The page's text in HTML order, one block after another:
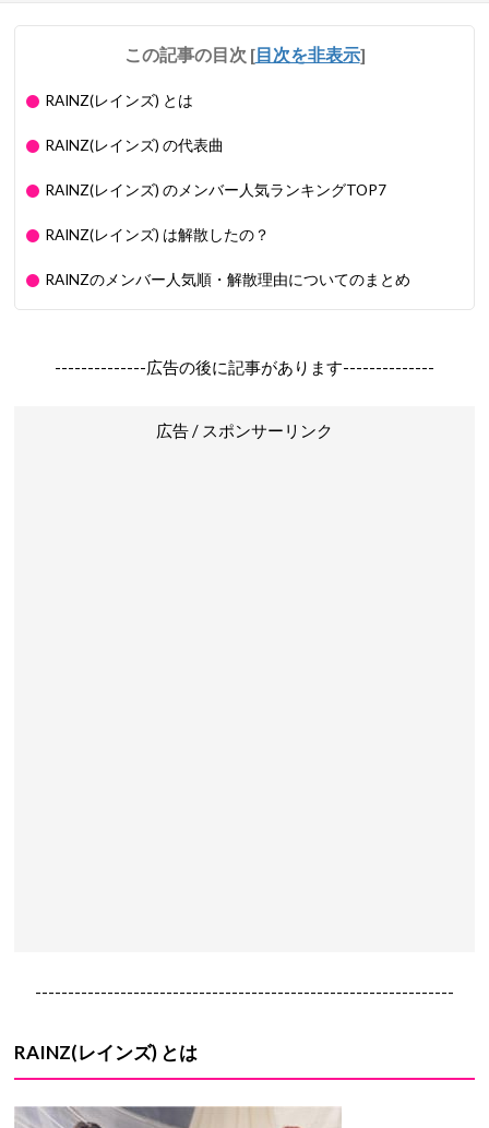
この記事の目次 [目次を非表示]
RAINZ(レインズ) とは
RAINZ(レインズ) の代表曲
RAINZ(レインズ) のメンバー人気ランキングTOP7
RAINZ(レインズ) は解散したの？
RAINZのメンバー人気順・解散理由についてのまとめ
--------------広告の後に記事があります--------------
広告 / スポンサーリンク
----------------------------------------------------------------
RAINZ(レインズ) とは